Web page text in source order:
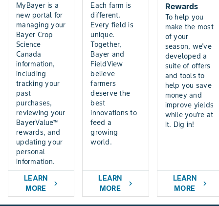
MyBayer is a
new portal for
managing your
Bayer Crop
Science
Canada
information,
including
tracking your
past
purchases,
reviewing your
BayerValue™
rewards, and
updating your
personal
information.
LEARN
MORE
chevron_right
Each farm is
different.
Every field is
unique.
Together,
Bayer and
FieldView
believe
farmers
deserve the
best
innovations to
feed a
growing
world.
LEARN
MORE
chevron_right
Rewards
To help you
make the most
of your
season, we've
developed a
suite of offers
and tools to
help you save
money and
improve yields
while you're at
it. Dig in!
LEARN
MORE
chevron_right